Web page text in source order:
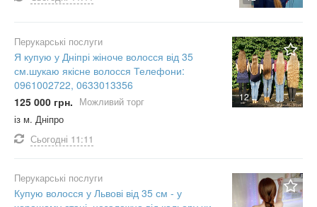
12
Перукарські послуги
Я купую у Дніпрі жіноче волосся від 35
см.шукаю якісне волосся Телефони:
0961002722, 0633013356
125 000 грн. Можливий торг
із м. Дніпро
Сьогодні 11:11
Перукарські послуги
Купую волосся у Львові від 35 см - у